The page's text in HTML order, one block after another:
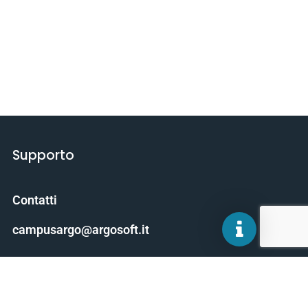
Supporto
Contatti
campusargo@argosoft.it